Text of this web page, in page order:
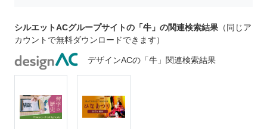
シルエットACグループサイトの「牛」の関連検索結果 （同じア
カウントで無料ダウンロードできます）
デザインACの「牛」関連検索結果